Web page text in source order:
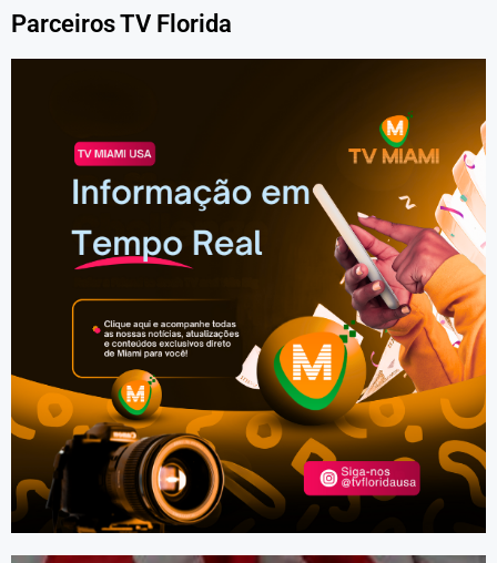
Parceiros TV Florida